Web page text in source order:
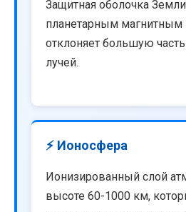
Защитная оболочка
планетарным магнитным
отклоняет большую
лучей.
⚡ Ионосфера
Ионизированный слой
высоте 60-1000 км,